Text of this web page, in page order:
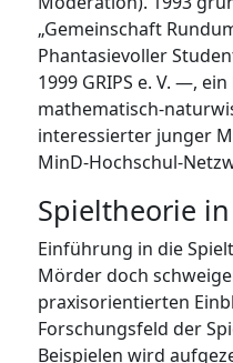
„Gemeinschaft
Phantasievoller
1999 GRIPS e. V. —,
mathematisch-
interessierter junger
MinD-Hochschul-
Spieltheorie
Einführung in die
Mörder doch
praxisorientierten
Forschungsfeld der
Beispielen wird